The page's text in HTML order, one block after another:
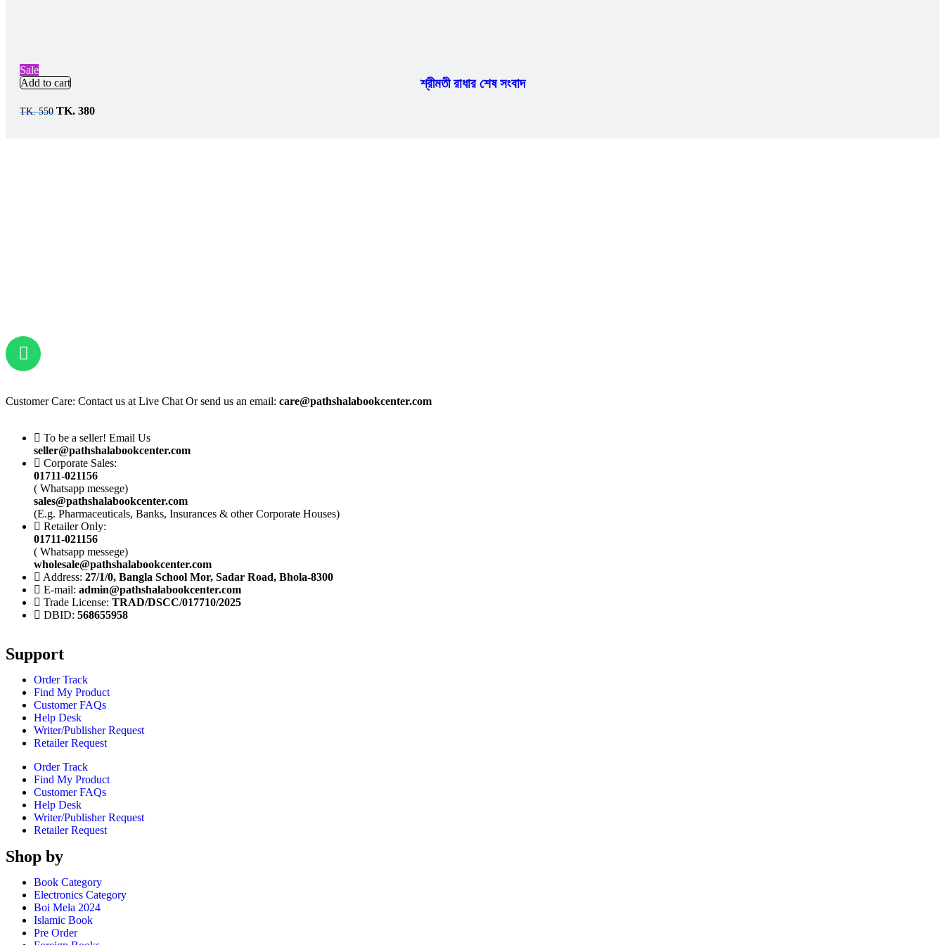
Sale
Add to cart
শ্রীমতী রাধার শেষ সংবাদ
TK.550 TK. 380
Customer Care: Contact us at Live Chat Or send us an email: care@pathshalabookcenter.com
To be a seller! Email Us
seller@pathshalabookcenter.com
Corporate Sales:
01711-021156
( Whatsapp messege)
sales@pathshalabookcenter.com
(E.g. Pharmaceuticals, Banks, Insurances & other Corporate Houses)
Retailer Only:
01711-021156
( Whatsapp messege)
wholesale@pathshalabookcenter.com
Address: 27/1/0, Bangla School Mor, Sadar Road, Bhola-8300
E-mail: admin@pathshalabookcenter.com
Trade License: TRAD/DSCC/017710/2025
DBID: 568655958
Support
Order Track
Find My Product
Customer FAQs
Help Desk
Writer/Publisher Request
Retailer Request
Order Track
Find My Product
Customer FAQs
Help Desk
Writer/Publisher Request
Retailer Request
Shop by
Book Category
Electronics Category
Boi Mela 2024
Islamic Book
Pre Order